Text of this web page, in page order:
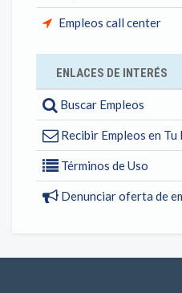
Empleos call center
ENLACES DE INTERÉS
Buscar Empleos
Recibir Empleos en Tu
Términos de Uso
Denunciar oferta de